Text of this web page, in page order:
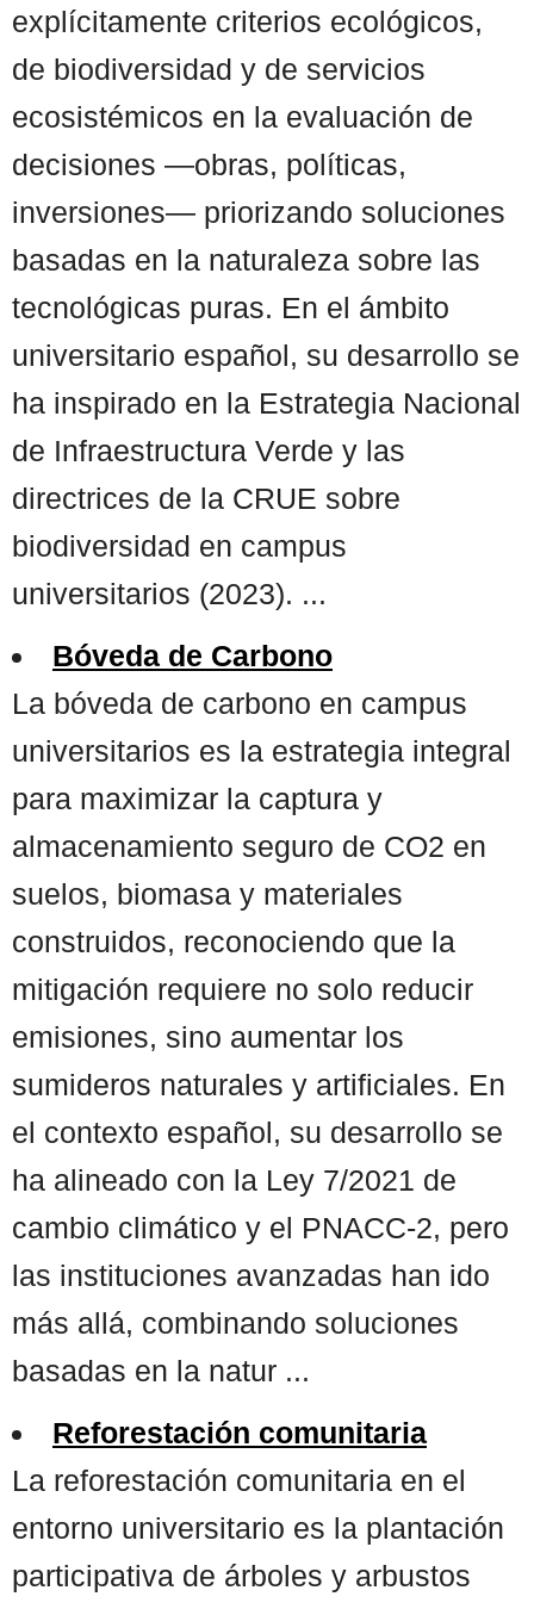
explícitamente criterios ecológicos,
de biodiversidad y de servicios
ecosistémicos en la evaluación de
decisiones —obras, políticas,
inversiones— priorizando soluciones
basadas en la naturaleza sobre las
tecnológicas puras. En el ámbito
universitario español, su desarrollo se
ha inspirado en la Estrategia Nacional
de Infraestructura Verde y las
directrices de la CRUE sobre
biodiversidad en campus
universitarios (2023). ...
Bóveda de Carbono
La bóveda de carbono en campus
universitarios es la estrategia integral
para maximizar la captura y
almacenamiento seguro de CO2 en
suelos, biomasa y materiales
construidos, reconociendo que la
mitigación requiere no solo reducir
emisiones, sino aumentar los
sumideros naturales y artificiales. En
el contexto español, su desarrollo se
ha alineado con la Ley 7/2021 de
cambio climático y el PNACC-2, pero
las instituciones avanzadas han ido
más allá, combinando soluciones
basadas en la natur ...
Reforestación comunitaria
La reforestación comunitaria en el
entorno universitario es la plantación
participativa de árboles y arbustos